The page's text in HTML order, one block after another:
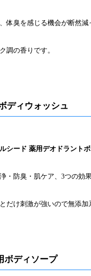
体臭を感じる機会が断然減
調の香りです。
ディウォッシュ
ルシード 薬用デオドラント
・防臭・肌ケア、3つの効
だけ刺激が強いので無添
ボディソープ